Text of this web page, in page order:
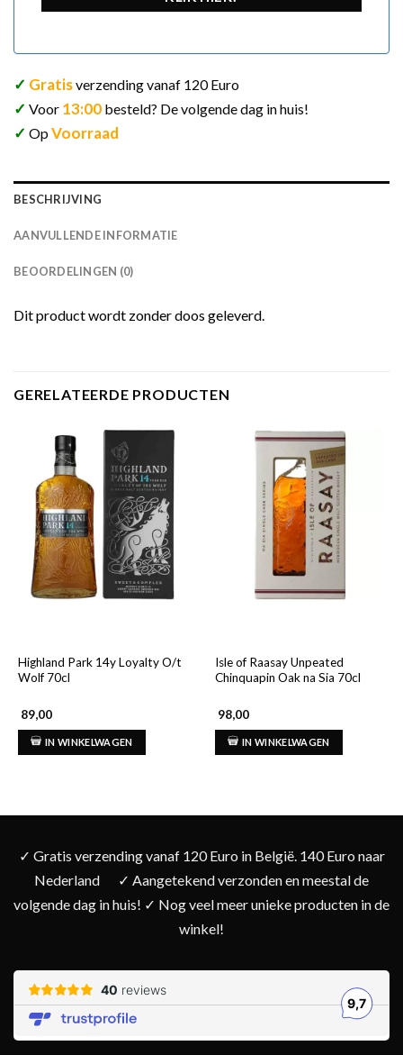
✓ Gratisverzending vanaf 120 Euro
✓ Voor 13:00 besteld? De volgende dag in huis!
✓ OpVoorraad
BESCHRIJVING
AANVULLENDE INFORMATIE
BEOORDELINGEN (0)
Dit product wordt zonder doos geleverd.
GERELATEERDE PRODUCTEN
Highland Park 14y Loyalty O/t
Wolf 70cl
89,00
IN WINKELWAGEN
Isle of Raasay Unpeated
Chinquapin Oak na Sia 70cl
98,00
IN WINKELWAGEN
✓ Gratis verzending vanaf 120 Euro in België. 140 Euro naar
Nederland
✓ Aangetekend verzonden en meestal de
volgende dag in huis! ✓ Nog veel meer unieke producten in de
winkel!